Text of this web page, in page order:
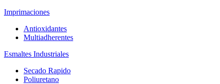
Imprimaciones
Antioxidantes
Multiadherentes
Esmaltes Industriales
Secado Rapido
Poliuretano